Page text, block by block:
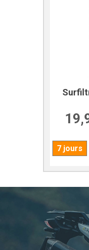
7 jours